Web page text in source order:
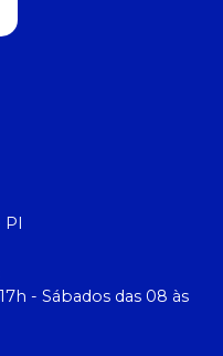
PI
- Sábados das 08 às